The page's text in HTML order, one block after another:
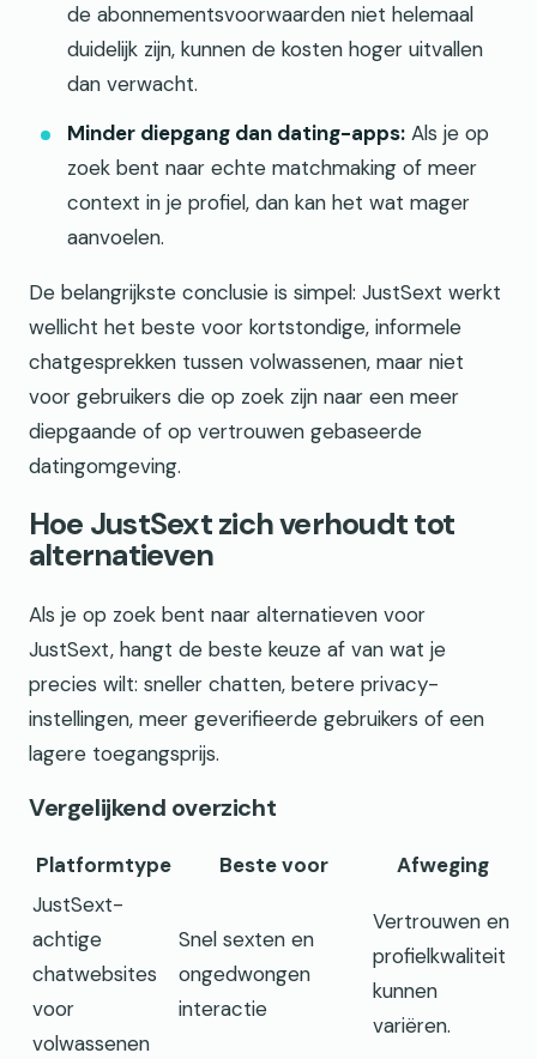
de abonnementsvoorwaarden niet helemaal
duidelijk zijn, kunnen de kosten hoger uitvallen
dan verwacht.
Minder diepgang dan dating-apps: Als je op
zoek bent naar echte matchmaking of meer
context in je profiel, dan kan het wat mager
aanvoelen.
De belangrijkste conclusie is simpel: JustSext werkt
wellicht het beste voor kortstondige, informele
chatgesprekken tussen volwassenen, maar niet
voor gebruikers die op zoek zijn naar een meer
diepgaande of op vertrouwen gebaseerde
datingomgeving.
Hoe JustSext zich verhoudt tot
alternatieven
Als je op zoek bent naar alternatieven voor
JustSext, hangt de beste keuze af van wat je
precies wilt: sneller chatten, betere privacy-
instellingen, meer geverifieerde gebruikers of een
lagere toegangsprijs.
Vergelijkend overzicht
Platformtype Beste voor
Afweging
JustSext-
achtige
chatwebsites
voor
volwassenen
Snel sexten en
ongedwongen
interactie
Vertrouwen en
profielkwaliteit
kunnen
variëren.